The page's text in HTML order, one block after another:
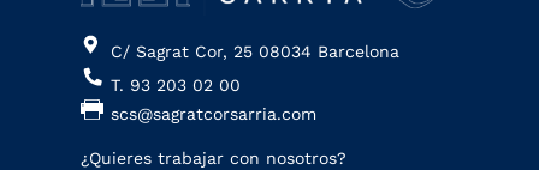
C/ Sagrat Cor, 25 08034 Barcelona
T. 93 203 02 00
scs@sagratcorsarria.com
¿Quieres trabajar con nosotros?